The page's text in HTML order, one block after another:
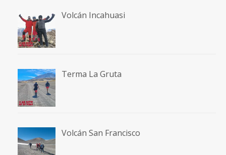
Volcán Incahuasi
Terma La Gruta
Volcán San Francisco